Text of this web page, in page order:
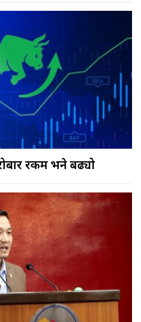
रकम भने बढ्यो